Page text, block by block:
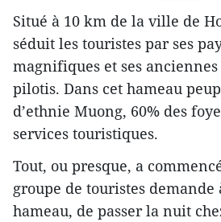
Situé à 10 km de la ville de
séduit les touristes par ses
magnifiques et ses
pilotis. Dans cet hameau
d’ethnie Muong, 60% des
services touristiques.
Tout, ou presque, a
groupe de touristes demande
hameau, de passer la nuit